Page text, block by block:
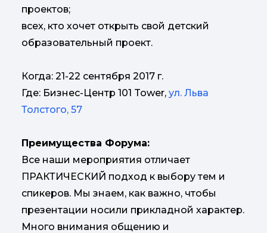
проектов;
всех, кто хочет открыть свой детский
образовательный проект.
Когда: 21-22 сентября 2017 г.
Где: Бизнес-Центр 101 Tower, ул. Льва
Толстого, 57
Преимущества Форума:
Все наши мероприятия отличает
ПРАКТИЧЕСКИЙ подход к выбору тем и
спикеров. Мы знаем, как важно, чтобы
презентации носили прикладной характер.
Много внимания общению и